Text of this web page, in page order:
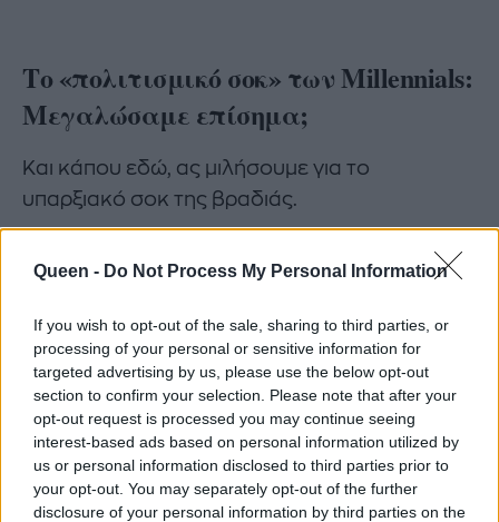
Queen - Do Not Process My Personal Information
If you wish to opt-out of the sale, sharing to third parties, or
processing of your personal or sensitive information for
targeted advertising by us, please use the below opt-out
section to confirm your selection. Please note that after your
opt-out request is processed you may continue seeing
interest-based ads based on personal information utilized by
us or personal information disclosed to third parties prior to
your opt-out. You may separately opt-out of the further
disclosure of your personal information by third parties on the
Το «πολιτισμικό σοκ» των Millennials:
Μεγαλώσαμε επίσημα;
Και κάπου εδώ, ας μιλήσουμε για το
υπαρξιακό σοκ της βραδιάς.
Για εμάς τους Millennials, το μεγαλύτερο
σοκ της βραδιάς δεν ήρθε από κάποιο pop
icon, ούτε καν από τους ράπερ και τους
τράπερ, αλλά από τον πανικό που
επικράτησε στο στάδιο μόλις
εμφανίστηκε οManos, o οποίος μάλιστα
τραγούδησε μαζί με τηLila.